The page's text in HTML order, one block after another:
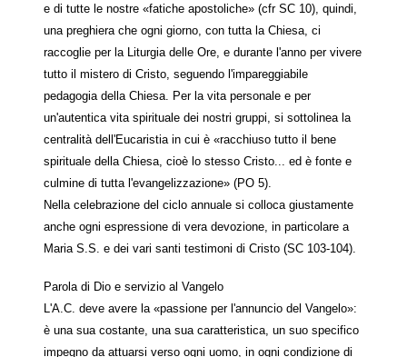
e di tutte le nostre «fatiche apostoliche» (cfr SC 10), quindi,
una preghiera che ogni giorno, con tutta la Chiesa, ci
raccoglie per la Liturgia delle Ore, e durante l'anno per vivere
tutto il mistero di Cristo, seguendo l'impareggiabile
pedagogia della Chiesa. Per la vita personale e per
un'autentica vita spirituale dei nostri gruppi, si sottolinea la
centralità dell'Eucaristia in cui è «racchiuso tutto il bene
spirituale della Chiesa, cioè lo stesso Cristo... ed è fonte e
culmine di tutta l'evangelizzazione» (PO 5).
Nella celebrazione del ciclo annuale si colloca giustamente
anche ogni espressione di vera devozione, in particolare a
Maria S.S. e dei vari santi testimoni di Cristo (SC 103-104).
Parola di Dio e servizio al Vangelo
L'A.C. deve avere la «passione per l'annuncio del Vangelo»:
è una sua costante, una sua caratteristica, un suo specifico
impegno da attuarsi verso ogni uomo, in ogni condizione di